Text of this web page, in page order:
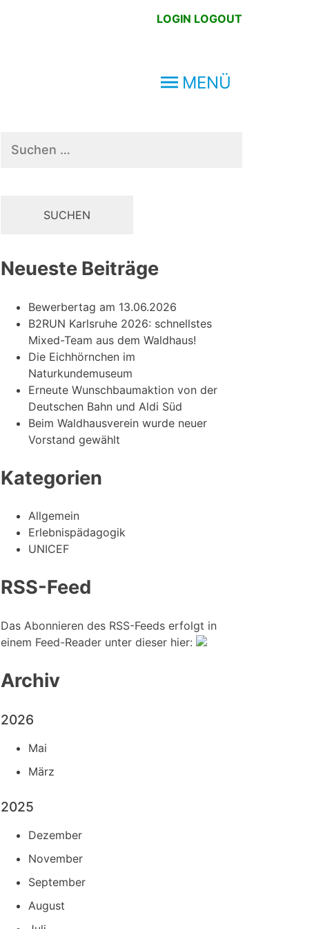
LOGIN LOGOUT
MENÜ
nach:
Neueste Beiträge
Bewerbertag am 13.06.2026
B2RUN Karlsruhe 2026: schnellstes
Mixed-Team aus dem Waldhaus!
Die Eichhörnchen im
Naturkundemuseum
Erneute Wunschbaumaktion von der
Deutschen Bahn und Aldi Süd
Beim Waldhausverein wurde neuer
Vorstand gewählt
Kategorien
Allgemein
Erlebnispädagogik
UNICEF
RSS-Feed
Das Abonnieren des RSS-Feeds erfolgt in
einem Feed-Reader unter dieser hier:
Archiv
2026
Mai
März
2025
Dezember
November
September
August